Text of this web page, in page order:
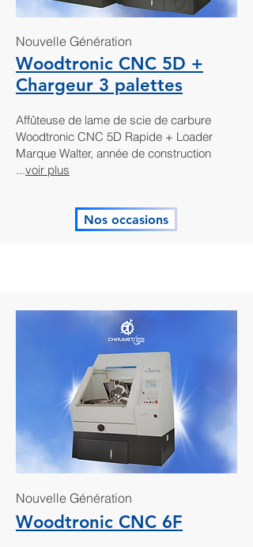
Nouvelle Génération
Woodtronic CNC 5D +
Chargeur 3 palettes
Affûteuse de lame de scie de carbure
Woodtronic CNC 5D Rapide + Loader
Marque Walter, année de construction
...voir plus
Nos occasions
Nouvelle Génération
Woodtronic CNC 6F